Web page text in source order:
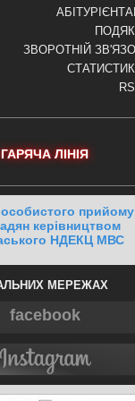
ЗВОРОТНІЙ
ГАРЯЧА ЛІНІЯ
особистого прийому
керівництвом
НДЕКЦ МВС
МЕРЕЖАХ
facebook